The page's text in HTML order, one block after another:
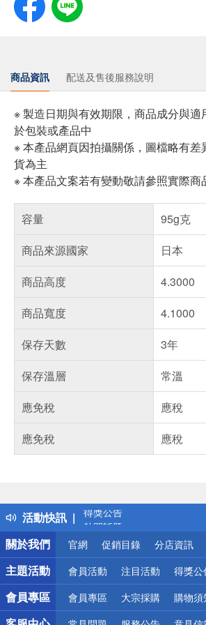
商品資訊 配送及售後服務說明
※ 製造日期與有效期限，商品成分與適
於包裝或產品中
※ 本產品網頁因拍攝關係，圖檔略有差
貨為主
※ 本產品文案若有變動敬請參照實際商
容量
95g克
商品來源國家
日本
商品高度
4.3000
商品寬度
4.1000
保存天數
3年
保存溫層
常溫
應免稅
應稅
應免稅
應稅
活動快訊
得獎公告
熱門話題
銀行優惠
偏遠地區配送
詐騙網頁！請小心！
關於我們
官網 促銷目錄 分店資訊
主題活動 會員活動 注目活動 得獎公
會員專區 會員專區 大宗採購 購物須